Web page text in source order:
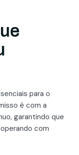
para o
é com a
garantindo que
com